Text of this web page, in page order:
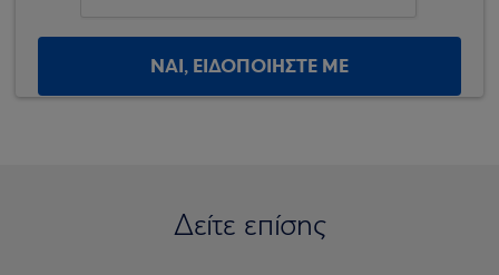
ΝΑΙ, ΕΙΔΟΠΟΙΗΣΤΕ ΜΕ
Δείτε επίσης